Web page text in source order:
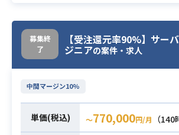
及び、全体の設計思
ンスを取る役割を担
す
・リーダとして数人
・APIはREST APIを
募集終
了
【受注還元率90%】サー
ジニアの案件・求人
中間マージン10%
単価(税込) 〜770,000円/月
（